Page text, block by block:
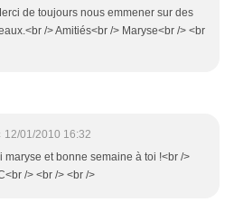
de toujours nous emmener sur des
/> Amitiés<br /> Maryse<br /> <br
12/01/2010 16:32
maryse et bonne semaine à toi !<br />
/> <br /> <br />